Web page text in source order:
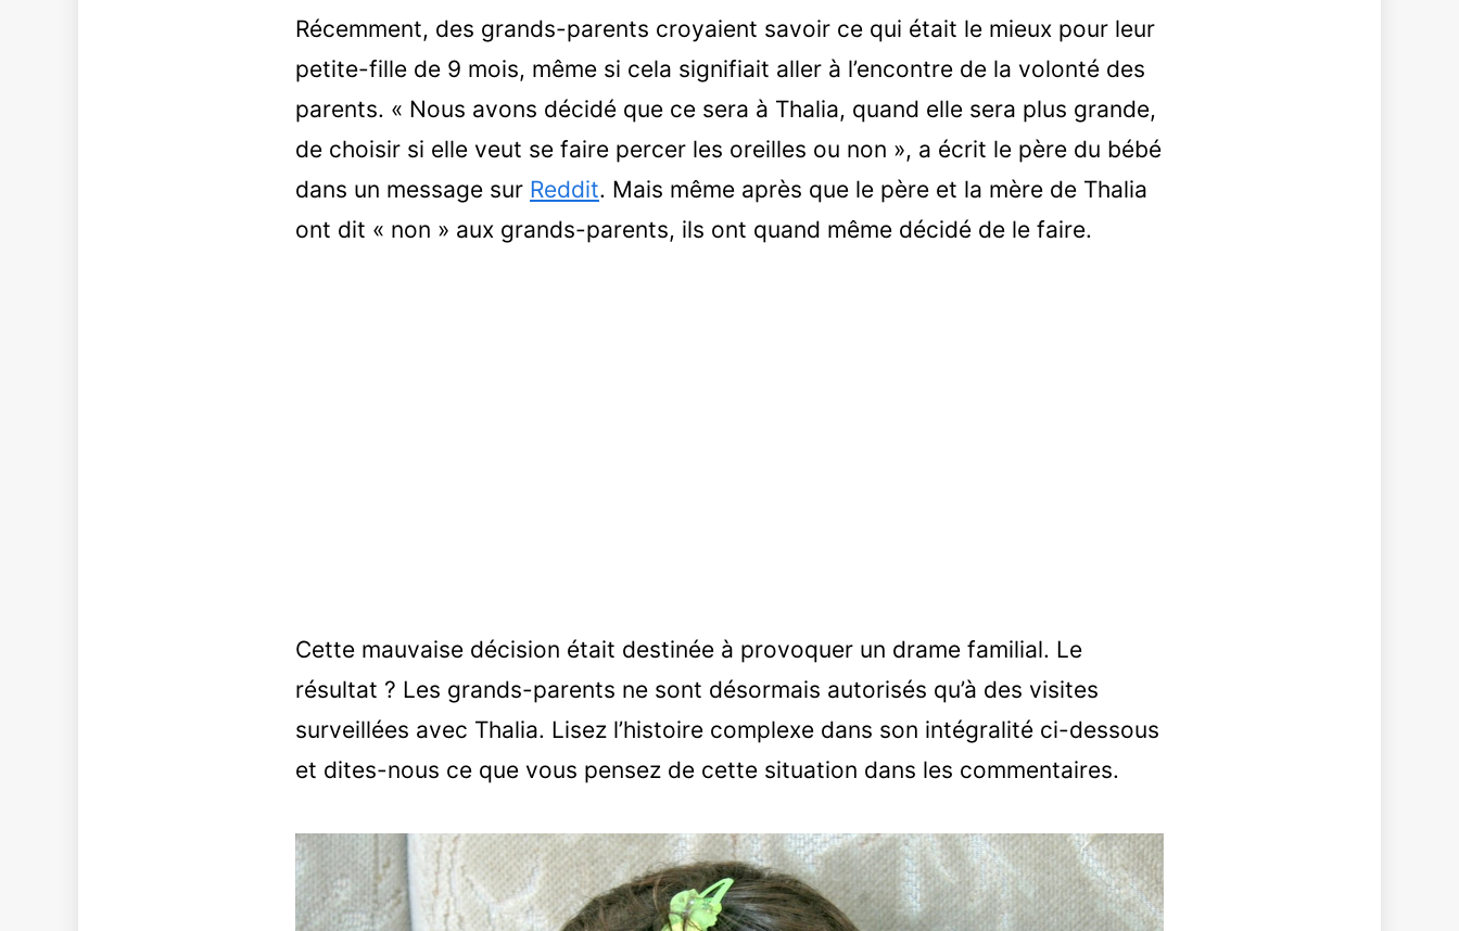
Récemment, des grands-parents croyaient savoir ce qui était le mieux pour leur
petite-fille de 9 mois, même si cela signifiait aller à l’encontre de la volonté des
parents. « Nous avons décidé que ce sera à Thalia, quand elle sera plus grande,
de choisir si elle veut se faire percer les oreilles ou non », a écrit le père du bébé
dans un message sur Reddit. Mais même après que le père et la mère de Thalia
ont dit « non » aux grands-parents, ils ont quand même décidé de le faire.
Cette mauvaise décision était destinée à provoquer un drame familial. Le
résultat ? Les grands-parents ne sont désormais autorisés qu’à des visites
surveillées avec Thalia. Lisez l’histoire complexe dans son intégralité ci-dessous
et dites-nous ce que vous pensez de cette situation dans les commentaires.